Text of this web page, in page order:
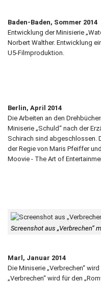
Baden-Baden, Sommer 2014
Entwicklung der Minisierie
Norbert Walther. Entwicklung
U5-Filmproduktion.
Berlin, April 2014
Die Arbeiten an den
Miniserie „Schuld“ nach der
Schirach sind abgeschlossen.
der Regie von Maris Pfeiffer
Moovie - The Art of
Screenshot aus „Verbrechen“
Marl, Januar 2014
Die Miniserie „Verbrechen“
„Verbrechen“ wird für den